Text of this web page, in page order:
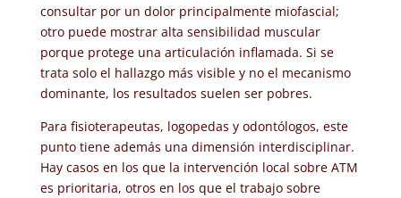
consultar por un dolor principalmente miofascial;
otro puede mostrar alta sensibilidad muscular
porque protege una articulación inflamada. Si se
trata solo el hallazgo más visible y no el mecanismo
dominante, los resultados suelen ser pobres.
Para fisioterapeutas, logopedas y odontólogos, este
punto tiene además una dimensión interdisciplinar.
Hay casos en los que la intervención local sobre ATM
es prioritaria, otros en los que el trabajo sobre